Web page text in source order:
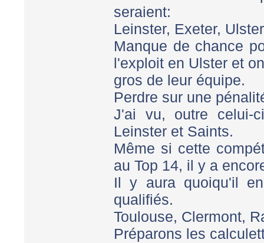
seraient:
Leinster, Exeter,
Manque de chance
l'exploit en Ulster et
gros de leur équipe.
Perdre sur une
J'ai vu, outre celui-
Leinster et Saints.
Même si cette
au Top 14, il y a
Il y aura quoiqu'il
qualifiés.
Toulouse, Clermont,
Préparons les